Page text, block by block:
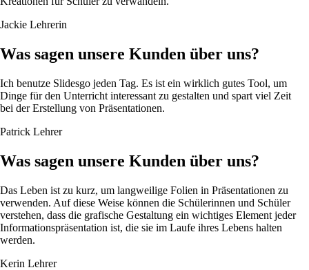
Jackie Lehrerin
Was sagen unsere Kunden über uns?
Ich benutze Slidesgo jeden Tag. Es ist ein wirklich gutes Tool, um
Dinge für den Unterricht interessant zu gestalten und spart viel Zeit
bei der Erstellung von Präsentationen.
Patrick Lehrer
Was sagen unsere Kunden über uns?
Das Leben ist zu kurz, um langweilige Folien in Präsentationen zu
verwenden. Auf diese Weise können die Schülerinnen und Schüler
verstehen, dass die grafische Gestaltung ein wichtiges Element jeder
Informationspräsentation ist, die sie im Laufe ihres Lebens halten
werden.
Kerin Lehrer